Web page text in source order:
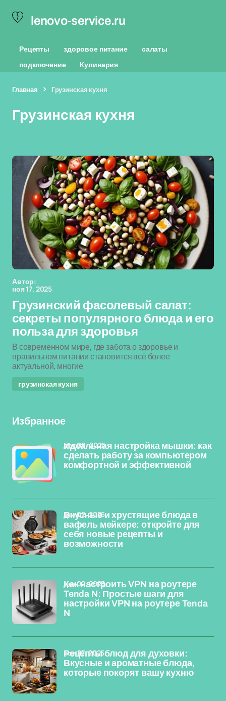
lenovo-service.ru
Рецепты здоровое питание
салаты
подключение
Кулинария
Главная Грузинская кухня
Грузинская кухня
Автор:
ноя 17, 2025
Грузинский фасолевый салат:
секреты популярного блюда и его
польза для здоровья
В современном мире, где забота о здоровье и
правильном питании становится всё более
актуальной, многие
грузинская кухня
Избранное
Идеальная настройка мышки: как
сделать работу за компьютером
комфортной и эффективной
дек 08, 2025
Вкусные и хрустящие блюда в
вафель мейкере: откройте для
себя новые рецепты и
возможности
дек 02, 2025
Как настроить VPN на роутере
Tenda N: Простые шаги для
настройки VPN на роутере Tenda
N
дек 02, 2025
Рецепты блюд для духовки:
Вкусные и ароматные блюда,
которые покорят вашу кухню
ноя 27, 2025